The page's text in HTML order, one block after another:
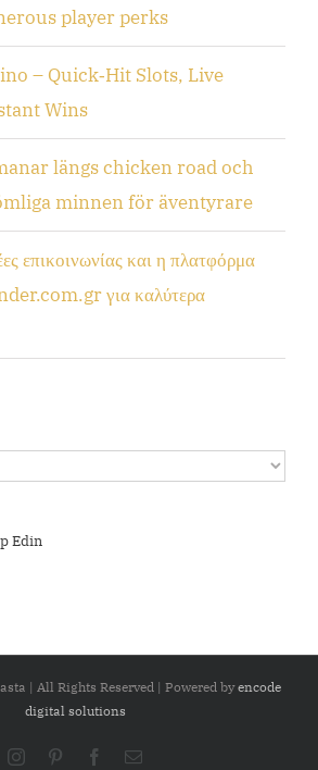
player perks
– Quick‑Hit Slots, Live
Wins
längs chicken road och
minnen för äventyrare
επικοινωνίας και η πλατφόρμα
για καλύτερα
Edin
| All Rights Reserved | Powered byencode
digital solutions
InstagramPinterestFacebook
Email